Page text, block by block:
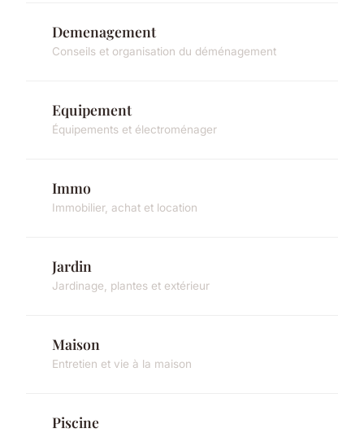
Demenagement
Conseils et organisation du déménagement
Equipement
Équipements et électroménager
Immo
Immobilier, achat et location
Jardin
Jardinage, plantes et extérieur
Maison
Entretien et vie à la maison
Piscine